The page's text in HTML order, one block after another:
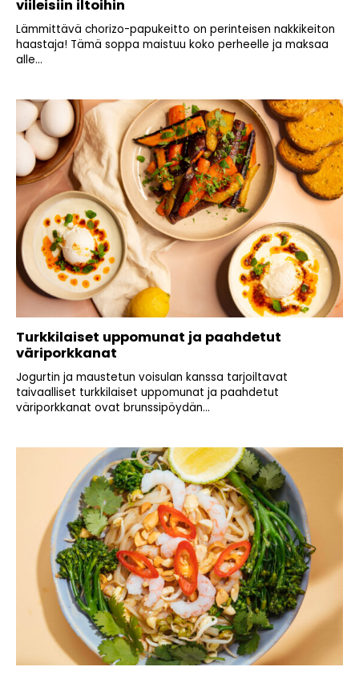
viileisiin iltoihin
Lämmittävä chorizo-papukeitto on perinteisen nakkikeiton
haastaja! Tämä soppa maistuu koko perheelle ja maksaa
alle...
Turkkilaiset uppomunat ja paahdetut
väriporkkanat
Jogurtin ja maustetun voisulan kanssa tarjoiltavat
taivaalliset turkkilaiset uppomunat ja paahdetut
väriporkkanat ovat brunssipöydän...